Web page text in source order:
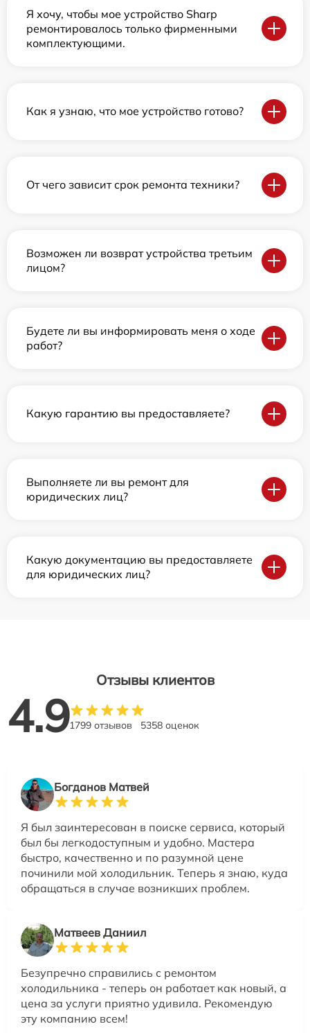
Я хочу, чтобы мое устройство Sharp
ремонтировалось только фирменными
комплектующими.
Как я узнаю, что мое устройство готово?
От чего зависит срок ремонта техники?
Возможен ли возврат устройства третьим
лицом?
Будете ли вы информировать меня о ходе
работ?
Какую гарантию вы предоставляете?
Выполняете ли вы ремонт для
юридических лиц?
Какую документацию вы предоставляете
для юридических лиц?
Отзывы клиентов
4.91799 отзывов 5358 оценок
Богданов Матвей
Я был заинтересован в поиске сервиса, который
был бы легкодоступным и удобно. Мастера
быстро, качественно и по разумной цене
починили мой холодильник. Теперь я знаю, куда
обращаться в случае возникших проблем.
Матвеев Даниил
Безупречно справились с ремонтом
холодильника - теперь он работает как новый, а
цена за услуги приятно удивила. Рекомендую
эту компанию всем!